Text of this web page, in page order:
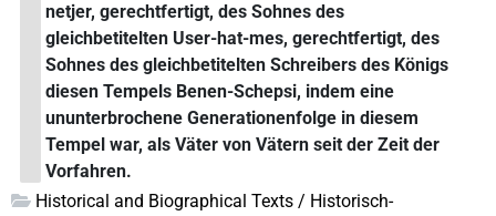
netjer, gerechtfertigt, des Sohnes des
gleichbetitelten User-hat-mes, gerechtfertigt, des
Sohnes des gleichbetitelten Schreibers des Königs
diesen Tempels Benen-Schepsi, indem eine
ununterbrochene Generationenfolge in diesem
Tempel war, als Väter von Vätern seit der Zeit der
Vorfahren.
Historical and Biographical Texts / Historisch-